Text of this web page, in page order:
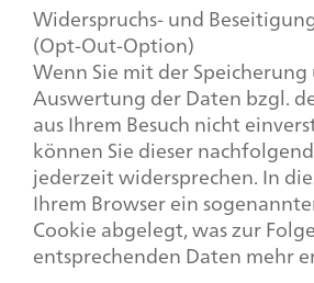
Widerspruchs- und
(Opt-Out-Option)
Wenn Sie mit der
Auswertung der Daten bzgl.
aus Ihrem Besuch nicht
können Sie dieser
jederzeit widersprechen. In
Ihrem Browser ein
Cookie abgelegt, was zur
entsprechenden Daten mehr